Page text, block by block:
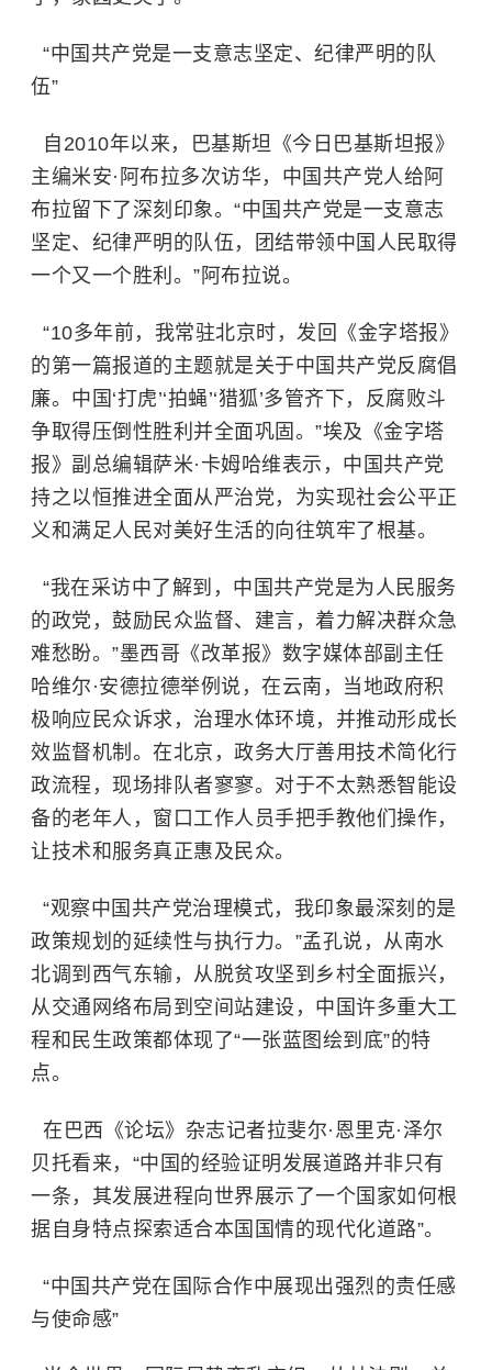
“中国共产党是一支意志坚定、纪律严明的队
伍”
自2010年以来，巴基斯坦《今日巴基斯坦报》
主编米安·阿布拉多次访华，中国共产党人给阿
布拉留下了深刻印象。“中国共产党是一支意志
坚定、纪律严明的队伍，团结带领中国人民取得
一个又一个胜利。”阿布拉说。
“10多年前，我常驻北京时，发回《金字塔报》
的第一篇报道的主题就是关于中国共产党反腐倡
廉。中国‘打虎’‘拍蝇’‘猎狐’多管齐下，反腐败斗
争取得压倒性胜利并全面巩固。”埃及《金字塔
报》副总编辑萨米·卡姆哈维表示，中国共产党
持之以恒推进全面从严治党，为实现社会公平正
义和满足人民对美好生活的向往筑牢了根基。
“我在采访中了解到，中国共产党是为人民服务
的政党，鼓励民众监督、建言，着力解决群众急
难愁盼。”墨西哥《改革报》数字媒体部副主任
哈维尔·安德拉德举例说，在云南，当地政府积
极响应民众诉求，治理水体环境，并推动形成长
效监督机制。在北京，政务大厅善用技术简化行
政流程，现场排队者寥寥。对于不太熟悉智能设
备的老年人，窗口工作人员手把手教他们操作，
让技术和服务真正惠及民众。
“观察中国共产党治理模式，我印象最深刻的是
政策规划的延续性与执行力。”孟孔说，从南水
北调到西气东输，从脱贫攻坚到乡村全面振兴，
从交通网络布局到空间站建设，中国许多重大工
程和民生政策都体现了“一张蓝图绘到底”的特
点。
在巴西《论坛》杂志记者拉斐尔·恩里克·泽尔
贝托看来，“中国的经验证明发展道路并非只有
一条，其发展进程向世界展示了一个国家如何根
据自身特点探索适合本国国情的现代化道路”。
“中国共产党在国际合作中展现出强烈的责任感
与使命感”